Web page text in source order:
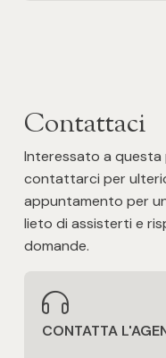
Qualità e
Contattaci
Interessato a
contattarci per
appuntamento per
lieto di assisterti e
domande.
CONTATTA
opzioni
-
multiscelta
Posto auto/Box